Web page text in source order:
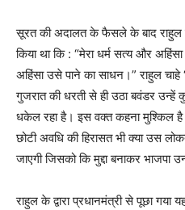
सूरत की अदालत के फैसले के बाद राहुल
किया था कि : “मेरा धर्म सत्य और
अहिंसा उसे पाने का साधन।” राहुल चाहे
गुजरात की धरती से ही उठा बवंडर
धकेल रहा है। इस वक्त कहना मुश्किल है
छोटी अवधि की हिरासत भी क्या उस
जाएगी जिसको कि मुद्दा बनाकर भाजपा
राहुल के द्वारा प्रधानमंत्री से पूछा